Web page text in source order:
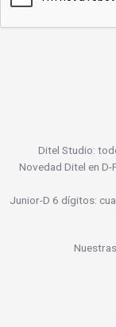
Ditel Studio:
Novedad Ditel en
Junior-D 6 dígitos: